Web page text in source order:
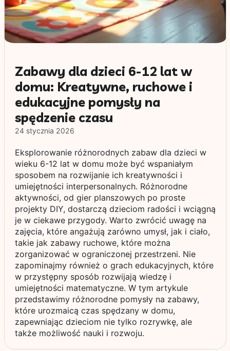
Zabawy dla dzieci 6-12 lat w
domu: Kreatywne, ruchowe i
edukacyjne pomysły na
spędzenie czasu
24 stycznia 2026
Eksplorowanie różnorodnych zabaw dla dzieci w
wieku 6-12 lat w domu może być wspaniałym
sposobem na rozwijanie ich kreatywności i
umiejętności interpersonalnych. Różnorodne
aktywności, od gier planszowych po proste
projekty DIY, dostarczą dzieciom radości i wciągną
je w ciekawe przygody. Warto zwrócić uwagę na
zajęcia, które angażują zarówno umysł, jak i ciało,
takie jak zabawy ruchowe, które można
zorganizować w ograniczonej przestrzeni. Nie
zapominajmy również o grach edukacyjnych, które
w przystępny sposób rozwijają wiedzę i
umiejętności matematyczne. W tym artykule
przedstawimy różnorodne pomysły na zabawy,
które urozmaicą czas spędzany w domu,
zapewniając dzieciom nie tylko rozrywkę, ale
także możliwość nauki i rozwoju.